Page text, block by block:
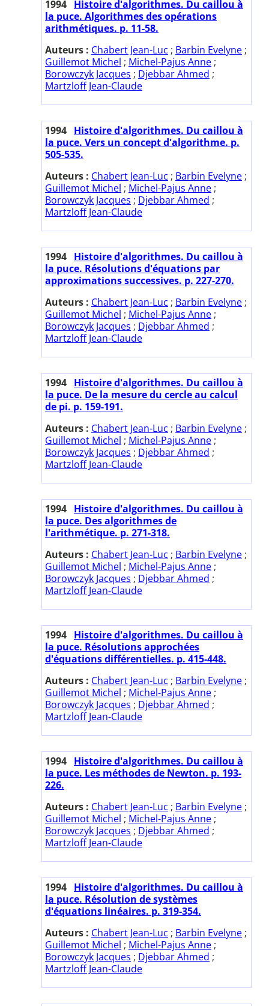
1994 Histoire d'algorithmes. Du caillou à
la puce. Algorithmes des opérations
arithmétiques. p. 11-58.
Auteurs : Chabert Jean-Luc ; Barbin Evelyne ;
Guillemot Michel ; Michel-Pajus Anne ;
Borowczyk Jacques ; Djebbar Ahmed ;
Martzloff Jean-Claude
1994 Histoire d'algorithmes. Du caillou à
la puce. Vers un concept d'algorithme. p.
505-535.
Auteurs : Chabert Jean-Luc ; Barbin Evelyne ;
Guillemot Michel ; Michel-Pajus Anne ;
Borowczyk Jacques ; Djebbar Ahmed ;
Martzloff Jean-Claude
1994 Histoire d'algorithmes. Du caillou à
la puce. Résolutions d'équations par
approximations successives. p. 227-270.
Auteurs : Chabert Jean-Luc ; Barbin Evelyne ;
Guillemot Michel ; Michel-Pajus Anne ;
Borowczyk Jacques ; Djebbar Ahmed ;
Martzloff Jean-Claude
1994 Histoire d'algorithmes. Du caillou à
la puce. De la mesure du cercle au calcul
de pi. p. 159-191.
Auteurs : Chabert Jean-Luc ; Barbin Evelyne ;
Guillemot Michel ; Michel-Pajus Anne ;
Borowczyk Jacques ; Djebbar Ahmed ;
Martzloff Jean-Claude
1994 Histoire d'algorithmes. Du caillou à
la puce. Des algorithmes de
l'arithmétique. p. 271-318.
Auteurs : Chabert Jean-Luc ; Barbin Evelyne ;
Guillemot Michel ; Michel-Pajus Anne ;
Borowczyk Jacques ; Djebbar Ahmed ;
Martzloff Jean-Claude
1994 Histoire d'algorithmes. Du caillou à
la puce. Résolutions approchées
d'équations différentielles. p. 415-448.
Auteurs : Chabert Jean-Luc ; Barbin Evelyne ;
Guillemot Michel ; Michel-Pajus Anne ;
Borowczyk Jacques ; Djebbar Ahmed ;
Martzloff Jean-Claude
1994 Histoire d'algorithmes. Du caillou à
la puce. Les méthodes de Newton. p. 193-
226.
Auteurs : Chabert Jean-Luc ; Barbin Evelyne ;
Guillemot Michel ; Michel-Pajus Anne ;
Borowczyk Jacques ; Djebbar Ahmed ;
Martzloff Jean-Claude
1994 Histoire d'algorithmes. Du caillou à
la puce. Résolution de systèmes
d'équations linéaires. p. 319-354.
Auteurs : Chabert Jean-Luc ; Barbin Evelyne ;
Guillemot Michel ; Michel-Pajus Anne ;
Borowczyk Jacques ; Djebbar Ahmed ;
Martzloff Jean-Claude